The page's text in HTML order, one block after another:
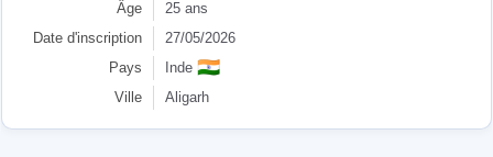
Âge
25 ans
Date d'inscription
27/05/2026
Pays
Inde 🇮🇳
Ville Aligarh